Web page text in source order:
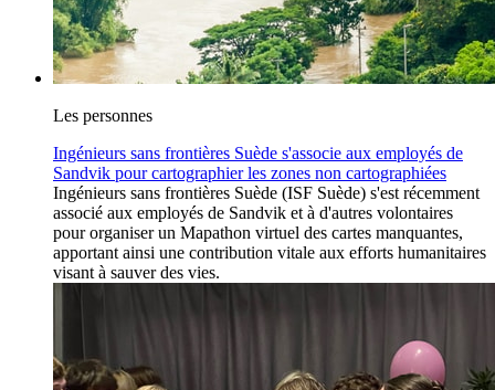
Les personnes
Ingénieurs sans frontières Suède s'associe aux employés de
Sandvik pour cartographier les zones non cartographiées
Ingénieurs sans frontières Suède (ISF Suède) s'est récemment
associé aux employés de Sandvik et à d'autres volontaires
pour organiser un Mapathon virtuel des cartes manquantes,
apportant ainsi une contribution vitale aux efforts humanitaires
visant à sauver des vies.